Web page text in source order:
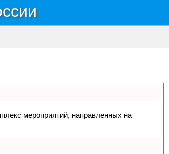
мероприятий, направленных на